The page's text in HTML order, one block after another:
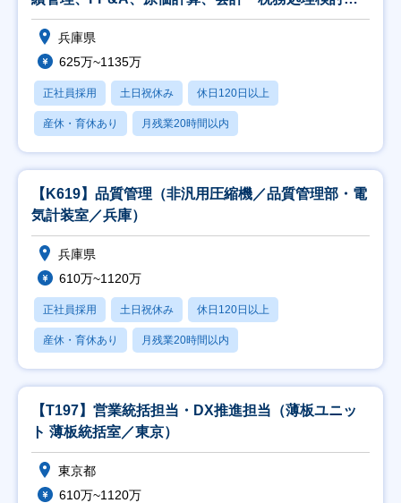
監
兵庫県
625万~1135万
正社員採用 土日祝休み 休日120日以上
産休・育休あり 月残業20時間以内
【K619】品質管理（非汎用圧縮機／品質管理部・電
気計装室／兵庫）
兵庫県
610万~1120万
正社員採用 土日祝休み 休日120日以上
産休・育休あり 月残業20時間以内
【T197】営業統括担当・DX推進担当（薄板ユニッ
ト 薄板統括室／東京）
東京都
610万~1120万